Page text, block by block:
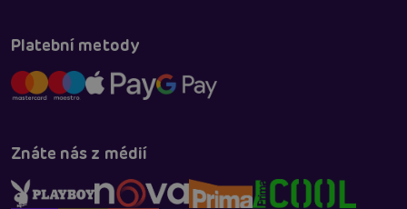
Platební metody
Znáte nás z médií